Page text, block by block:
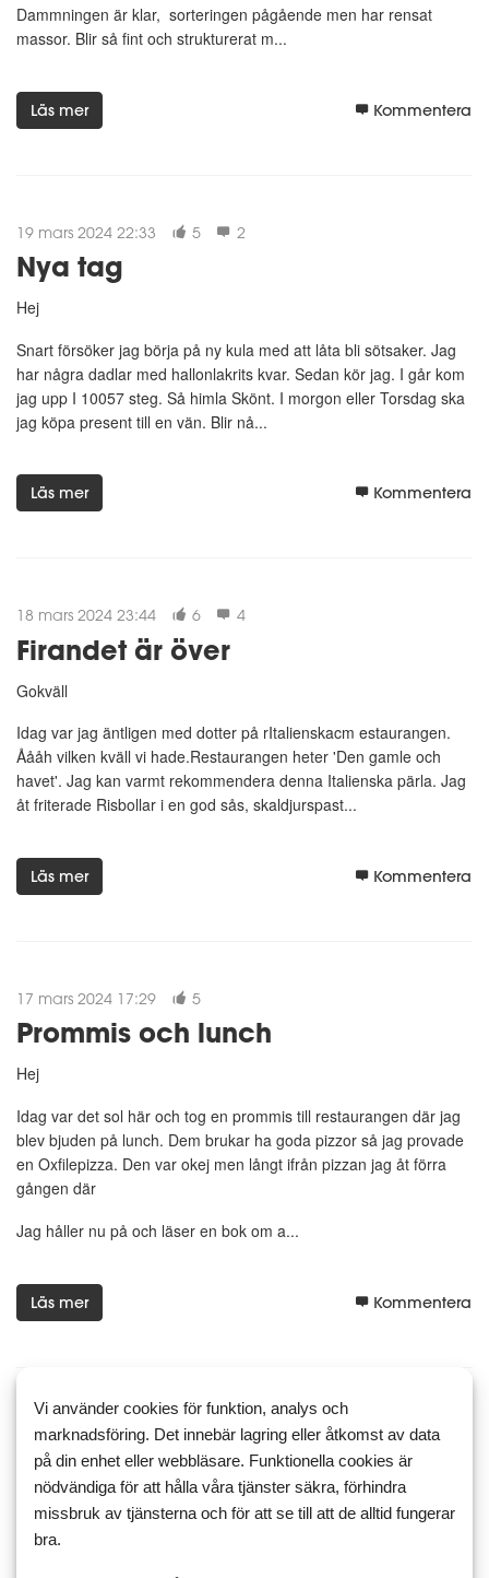
Dammningen är klar, sorteringen pågående men har rensat
massor. Blir så fint och strukturerat m...
Läs mer Kommentera
19 mars 2024 22:33 5 2
Nya tag
Hej
Snart försöker jag börja på ny kula med att låta bli sötsaker. Jag
har några dadlar med hallonlakrits kvar. Sedan kör jag. I går kom
jag upp I 10057 steg. Så himla Skönt. I morgon eller Torsdag ska
jag köpa present till en vän. Blir nå...
Läs mer Kommentera
18 mars 2024 23:44 6 4
Firandet är över
Gokväll
Idag var jag äntligen med dotter på rItalienskacm estaurangen.
Åååh vilken kväll vi hade.Restaurangen heter 'Den gamle och
havet'. Jag kan varmt rekommendera denna Italienska pärla. Jag
åt friterade Risbollar i en god sås, skaldjurspast...
Läs mer Kommentera
17 mars 2024 17:29 5
Prommis och lunch
Hej
Idag var det sol här och tog en prommis till restaurangen där jag
blev bjuden på lunch. Dem brukar ha goda pizzor så jag provade
en Oxfilepizza. Den var okej men långt ifrån pizzan jag åt förra
gången där
Jag håller nu på och läser en bok om a...
Läs mer Kommentera
15 mars 2024 12:20 6
Freeeeedaaaag
Hej alla grymma entusiaster
Idag är det Fredag. Så skönt. Jag ska snart ta en prommis ner på
Vi använder cookies för funktion, analys och
marknadsföring. Det innebär lagring eller åtkomst av data
på din enhet eller webbläsare. Funktionella cookies är
nödvändiga för att hålla våra tjänster säkra, förhindra
missbruk av tjänsterna och för att se till att de alltid fungerar
bra.